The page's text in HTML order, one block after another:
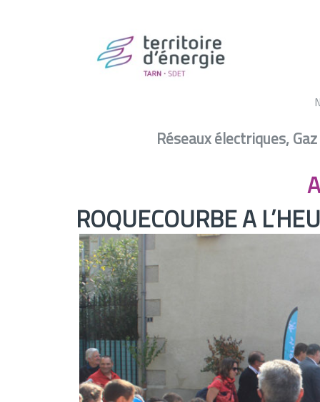
Réseaux électriques, Gaz
Actualité –ROQUECOURBE A
ROQUECOURBE A